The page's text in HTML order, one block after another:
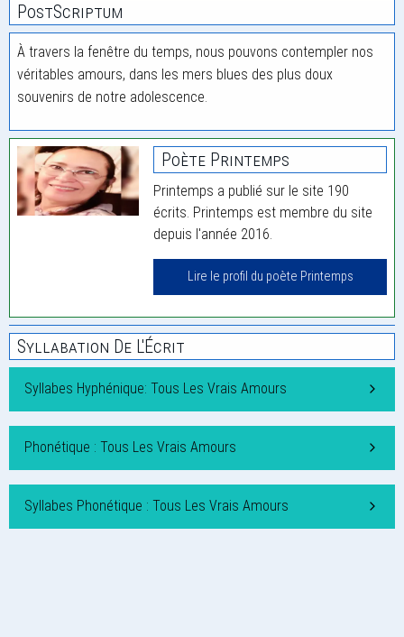
PostScriptum
À travers la fenêtre du temps, nous pouvons contempler nos
véritables amours, dans les mers blues des plus doux
souvenirs de notre adolescence.
Poète Printemps
Printemps a publié sur le site 190
écrits. Printemps est membre du site
depuis l'année 2016.
Lire le profil du poète Printemps
Syllabation De L'Écrit
Syllabes Hyphénique: Tous Les Vrais Amours
Phonétique : Tous Les Vrais Amours
Syllabes Phonétique : Tous Les Vrais Amours